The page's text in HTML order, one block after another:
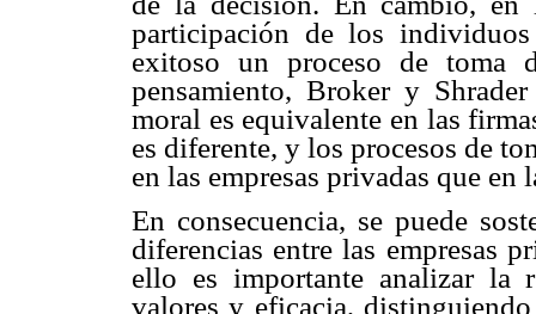
participación de los
exitoso un proceso de toma
pensamiento, Broker y
moral es equivalente en las
es diferente, y los procesos de
en las empresas privadas que en
En consecuencia, se puede
diferencias entre las empresas
ello es importante analizar la
valores y eficacia,